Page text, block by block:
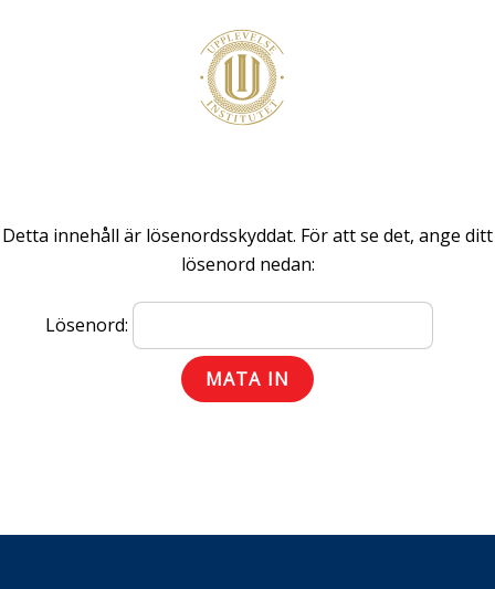
Detta innehåll är lösenordsskyddat. För att se det, ange ditt
lösenord nedan:
Lösenord: